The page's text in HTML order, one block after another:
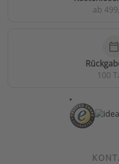
ab
calendar_today
100